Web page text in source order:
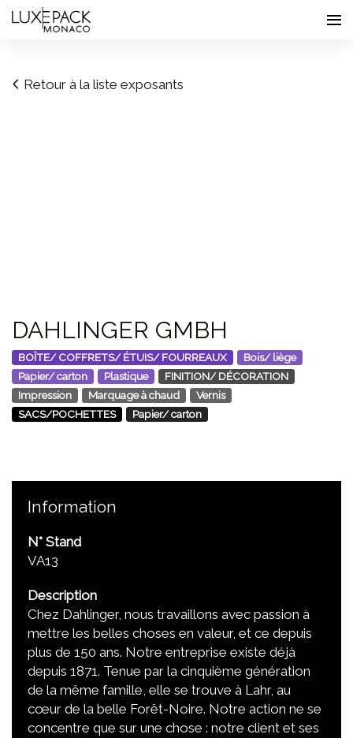
Consent choices
Retour à la liste exposants
DAHLINGER GMBH
BOÎTE/ COFFRETS/ ÉTUIS/ FOURREAUX
Bois/ liège
Papier/ carton
Plastique
FINITION/ DÉCORATION
Impression
Marquage à chaud
Vernis
SACS/POCHETTES
Papier/ carton
Information
N° Stand
VA13
Description
Chez Dahlinger, nous travaillons avec passion à
mettre les belles choses en valeur, et ce depuis
plus de 150 ans. Notre entreprise existe déjà
depuis 1871. Tenue par la cinquième génération
de la même famille, elle se trouve à Lahr, au
cœur de la belle Forêt-Noire. Notre action ne se
concentre que sur une chose : notre client et ses